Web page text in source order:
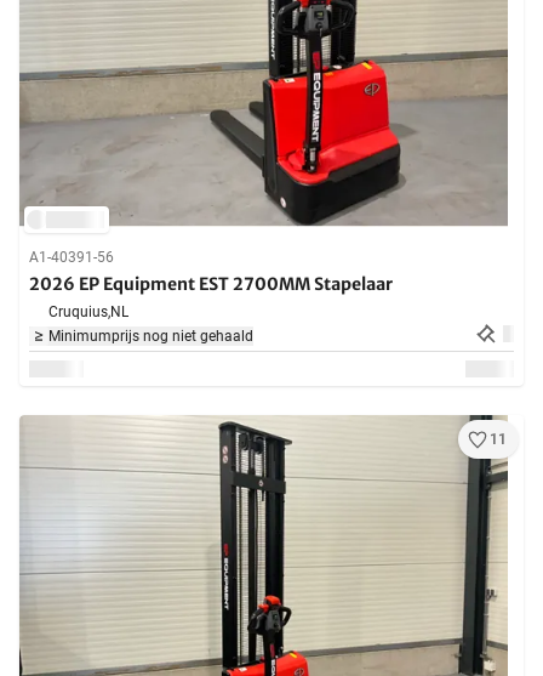
A1-40391-56
2026 EP Equipment EST 2700MM Stapelaar
Cruquius,NL
Minimumprijs nog niet gehaald
11